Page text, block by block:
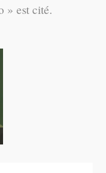
» est cité.